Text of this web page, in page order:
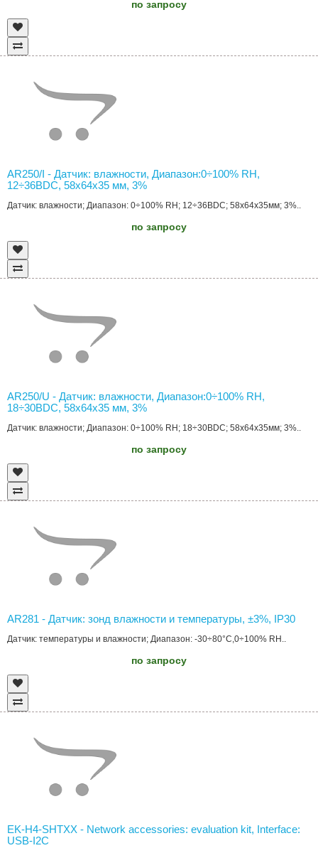
по запросу
AR250/I - Датчик: влажности, Диапазон:0÷100% RH,
12÷36ВDC, 58x64x35 мм, 3%
Датчик: влажности; Диапазон: 0÷100% RH; 12÷36ВDC; 58x64x35мм; 3%..
по запросу
AR250/U - Датчик: влажности, Диапазон:0÷100% RH,
18÷30ВDC, 58x64x35 мм, 3%
Датчик: влажности; Диапазон: 0÷100% RH; 18÷30ВDC; 58x64x35мм; 3%..
по запросу
AR281 - Датчик: зонд влажности и температуры, ±3%, IP30
Датчик: температуры и влажности; Диапазон: -30÷80°C,0÷100% RH..
по запросу
EK-H4-SHTXX - Network accessories: evaluation kit, Interface:
USB-I2C